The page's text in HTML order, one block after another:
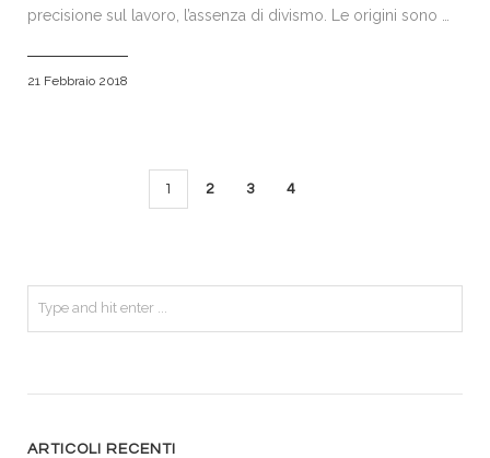
precisione sul lavoro, l’assenza di divismo. Le origini sono …
21 Febbraio 2018
1 2 3 4
ARTICOLI RECENTI